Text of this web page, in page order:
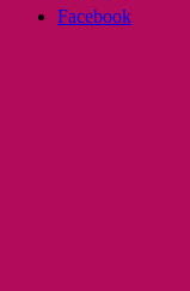
Facebook